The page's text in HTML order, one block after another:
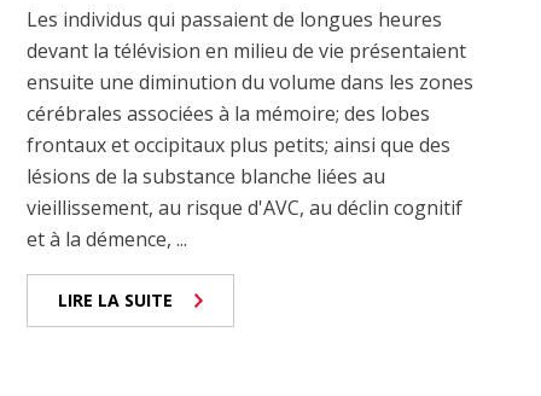
Les individus qui passaient de longues heures
devant la télévision en milieu de vie présentaient
ensuite une diminution du volume dans les zones
cérébrales associées à la mémoire; des lobes
frontaux et occipitaux plus petits; ainsi que des
lésions de la substance blanche liées au
vieillissement, au risque d'AVC, au déclin cognitif
et à la démence, ...
LIRE LA SUITE